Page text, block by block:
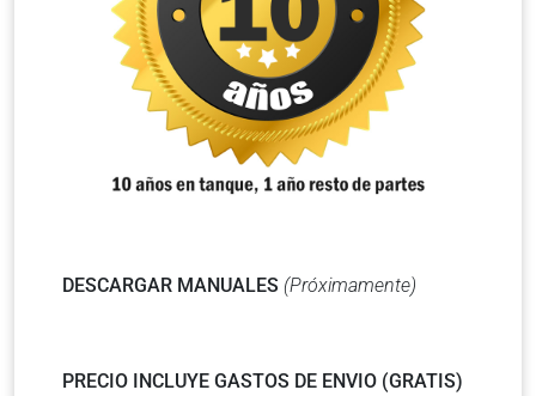
DESCARGAR MANUALES (Próximamente)
PRECIO INCLUYE GASTOS DE ENVIO (GRATIS)